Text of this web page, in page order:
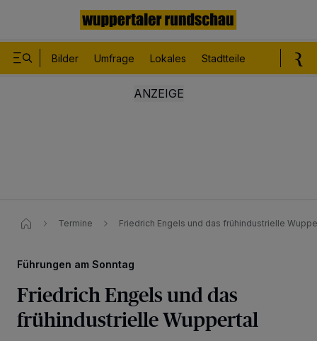
Bilder Umfrage Lokales Stadtteile
Termine Friedrich Engels und das frühindustrielle
Führungen am Sonntag
Friedrich Engels und das
frühindustrielle Wuppertal